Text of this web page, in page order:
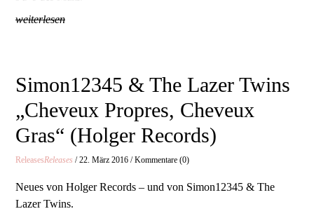
weiterlesen
Simon12345 & The Lazer Twins
„Cheveux Propres, Cheveux
Gras“ (Holger Records)
ReleasesReleases / 22. März 2016 / Kommentare (0)
Neues von Holger Records – und von Simon12345 & The
Lazer Twins.